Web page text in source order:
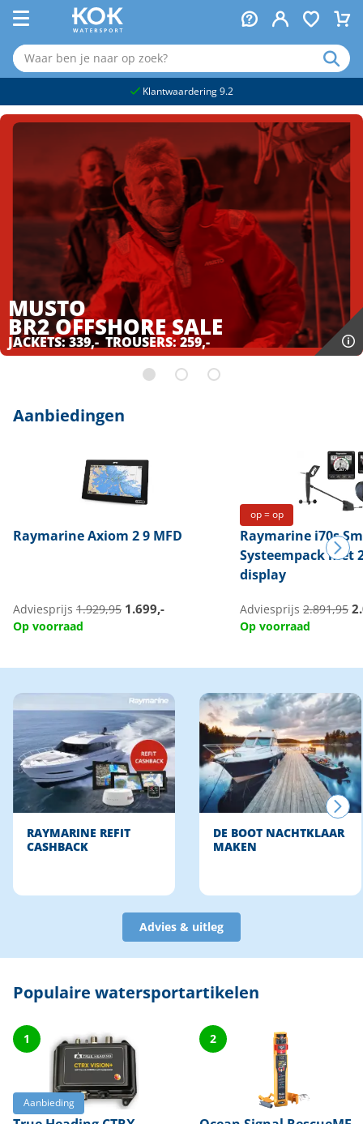
Klantwaardering 9.2
MUSTO
BR2 OFFSHORESALE
JACKETS: 339,- TROUSERS: 259,-
Aanbiedingen
RaymarineAxiom 2 9 MFD
Adviesprijs 1.929,95 1.699,-
Op voorraad
op = op
Raymarine i70s
Systeempack met
display
Adviesprijs 2.891,95
Op voorraad
RAYMARINE REFIT
CASHBACK
DE BOOT NACHTKLAAR
MAKEN
Advies & uitleg
Populaire watersportartikelen
Aanbieding